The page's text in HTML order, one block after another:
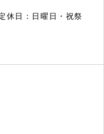
休日：日曜日・祝祭